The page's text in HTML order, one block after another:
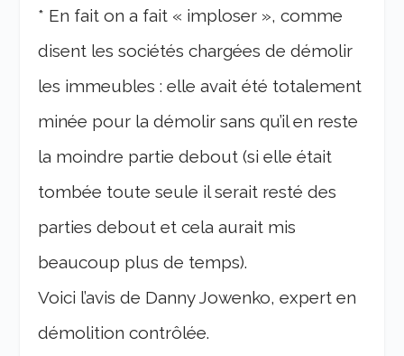
* En fait on a fait « imploser », comme
disent les sociétés chargées de démolir
les immeubles : elle avait été totalement
minée pour la démolir sans qu’il en reste
la moindre partie debout (si elle était
tombée toute seule il serait resté des
parties debout et cela aurait mis
beaucoup plus de temps).
Voici l’avis de Danny Jowenko, expert en
démolition contrôlée.